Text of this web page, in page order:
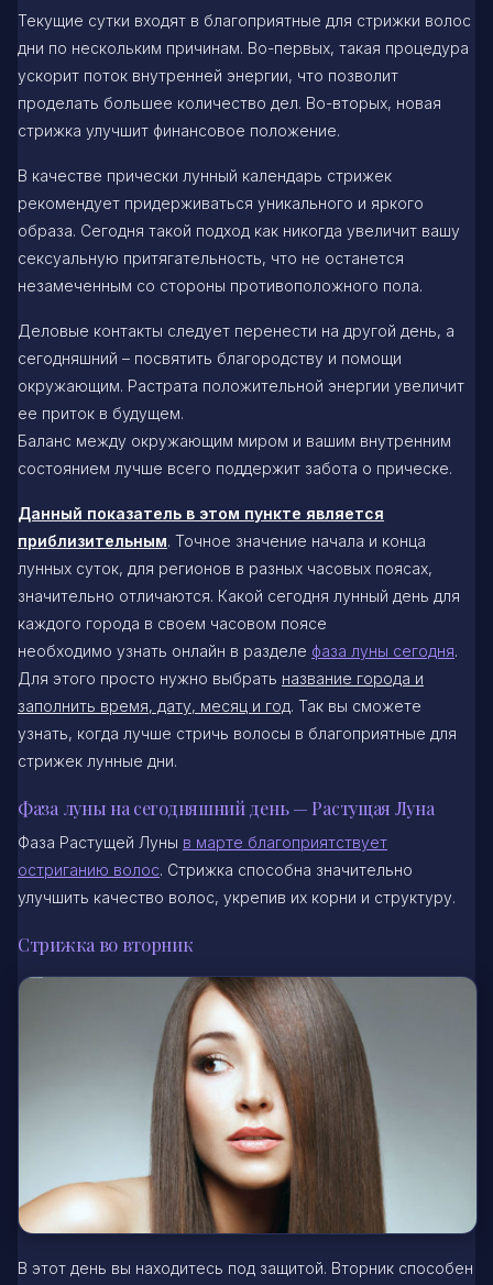
Текущие сутки входят в благоприятные для стрижки волос
дни по нескольким причинам. Во-первых, такая процедура
ускорит поток внутренней энергии, что позволит
проделать большее количество дел. Во-вторых, новая
стрижка улучшит финансовое положение.
В качестве прически лунный календарь стрижек
рекомендует придерживаться уникального и яркого
образа. Сегодня такой подход как никогда увеличит вашу
сексуальную притягательность, что не останется
незамеченным со стороны противоположного пола.
Деловые контакты следует перенести на другой день, а
сегодняшний – посвятить благородству и помощи
окружающим. Растрата положительной энергии увеличит
ее приток в будущем.
Баланс между окружающим миром и вашим внутренним
состоянием лучше всего поддержит забота о прическе.
Данный показатель в этом пункте является
приблизительным. Точное значение начала и конца
лунных суток, для регионов в разных часовых поясах,
значительно отличаются. Какой сегодня лунный день для
каждого города в своем часовом поясе
необходимо узнать онлайн в разделе фаза луны сегодня.
Для этого просто нужно выбрать название города и
заполнить время, дату, месяц и год. Так вы сможете
узнать, когда лучше стричь волосы в благоприятные для
стрижек лунные дни.
Фаза луны на сегодняшний день — Растущая Луна
Фаза Растущей Луны в марте благоприятствует
остриганию волос. Стрижка способна значительно
улучшить качество волос, укрепив их корни и структуру.
Стрижка во вторник
В этот день вы находитесь под защитой. Вторник способен